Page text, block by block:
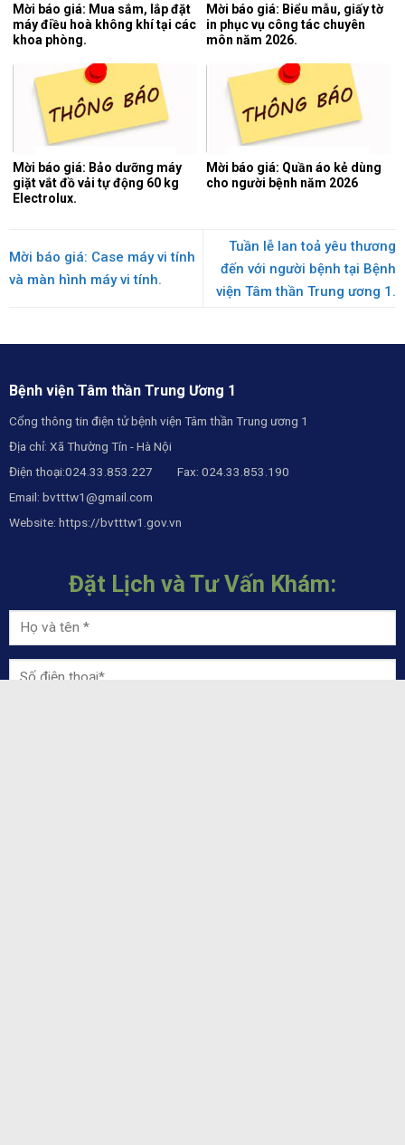
Mời báo giá: Mua sắm, lắp đặt
máy điều hoà không khí tại các
khoa phòng.
Mời báo giá: Biểu mẫu, giấy tờ
in phục vụ công tác chuyên
môn năm 2026.
Mời báo giá: Bảo dưỡng máy
giặt vắt đồ vải tự động 60 kg
Electrolux.
Mời báo giá: Quần áo kẻ dùng
cho người bệnh năm 2026
Mời báo giá: Case máy vi tính
và màn hình máy vi tính.
Tuần lễ lan toả yêu thương
đến với người bệnh tại Bệnh
viện Tâm thần Trung ương 1.
Bệnh viện Tâm thần Trung Ương 1
Cổng thông tin điện tử bệnh viện Tâm thần Trung ương 1
Địa chỉ: Xã Thường Tín - Hà Nội
Điện thoại:024.33.853.227 Fax: 024.33.853.190
Email: bvtttw1@gmail.com
Website: https://bvtttw1.gov.vn
Đặt Lịch và Tư Vấn Khám: